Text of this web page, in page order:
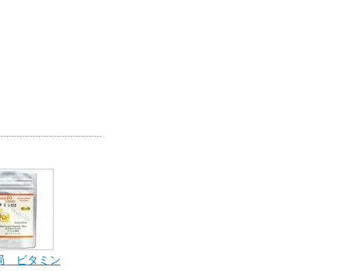
ビタミン